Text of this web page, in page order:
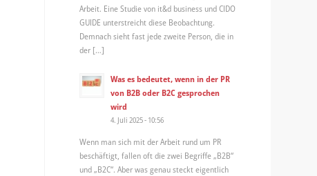
Arbeit. Eine Studie von it&d business und CIDO
GUIDE unterstreicht diese Beobachtung.
Demnach sieht fast jede zweite Person, die in
der […]
Was es bedeutet, wenn in der PR
von B2B oder B2C gesprochen
wird
4. Juli 2025 - 10:56
Wenn man sich mit der Arbeit rund um PR
beschäftigt, fallen oft die zwei Begriffe „B2B“
und „B2C“. Aber was genau steckt eigentlich